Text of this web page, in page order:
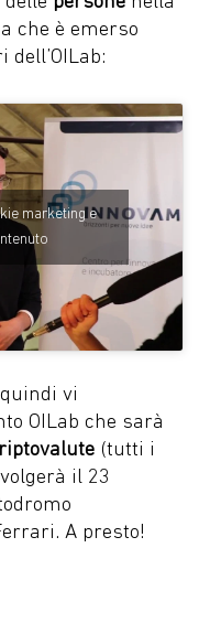
che è emerso
marketing e
vi
OILab che sarà
(tutti i
il 23
A presto!